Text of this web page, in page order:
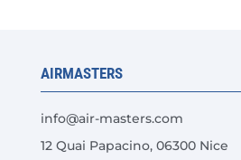
AIRMASTERS
info@air-masters.com
12 Quai Papacino, 06300 Nice